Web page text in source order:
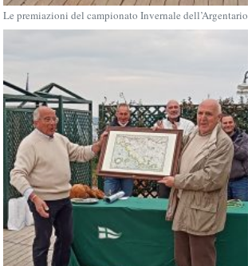
Le premiazioni del campionato Invernale dell’Argentario